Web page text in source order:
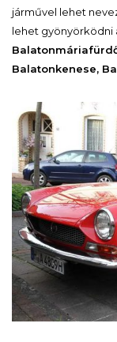
járművel lehet
lehet gyönyörködni
Balatonkenese,